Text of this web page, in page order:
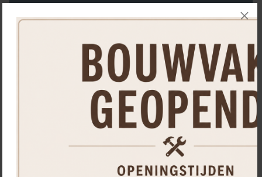
Misschien ook interessant...